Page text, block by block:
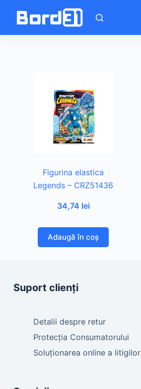
Figurina elastica
Legends – CRZ51436
34,74 lei
Adaugă în coș
Suport clienți
Detalii despre retur
Protecția Consumatorului
Soluționarea online a litigilor